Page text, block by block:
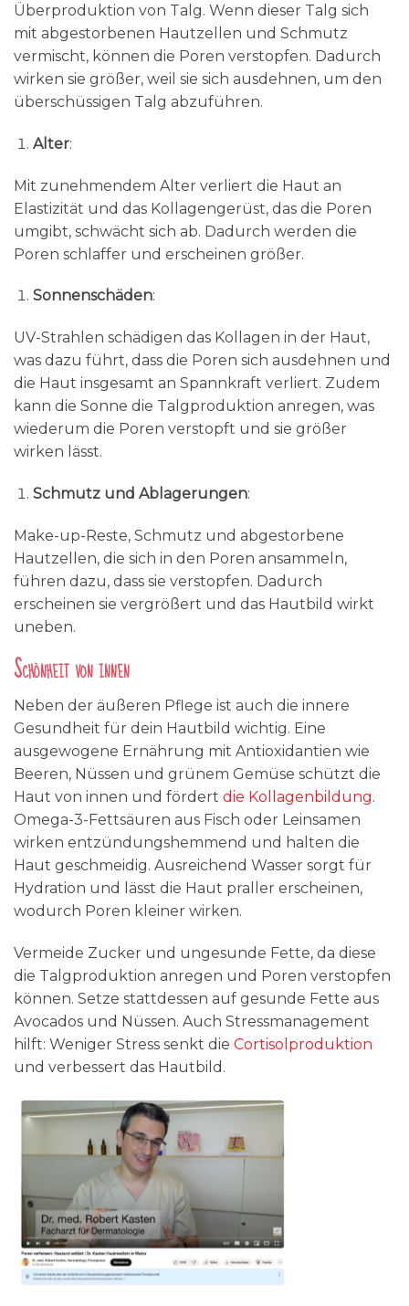
Überproduktion von Talg. Wenn dieser Talg sich
mit abgestorbenen Hautzellen und Schmutz
vermischt, können die Poren verstopfen. Dadurch
wirken sie größer, weil sie sich ausdehnen, um den
überschüssigen Talg abzuführen.
Alter:
Mit zunehmendem Alter verliert die Haut an
Elastizität und das Kollagengerüst, das die Poren
umgibt, schwächt sich ab. Dadurch werden die
Poren schlaffer und erscheinen größer.
Sonnenschäden:
UV-Strahlen schädigen das Kollagen in der Haut,
was dazu führt, dass die Poren sich ausdehnen und
die Haut insgesamt an Spannkraft verliert. Zudem
kann die Sonne die Talgproduktion anregen, was
wiederum die Poren verstopft und sie größer
wirken lässt.
Schmutz und Ablagerungen:
Make-up-Reste, Schmutz und abgestorbene
Hautzellen, die sich in den Poren ansammeln,
führen dazu, dass sie verstopfen. Dadurch
erscheinen sie vergrößert und das Hautbild wirkt
uneben.
Schönheit von innen
Neben der äußeren Pflege ist auch die innere
Gesundheit für dein Hautbild wichtig. Eine
ausgewogene Ernährung mit Antioxidantien wie
Beeren, Nüssen und grünem Gemüse schützt die
Haut von innen und fördert die Kollagenbildung.
Omega-3-Fettsäuren aus Fisch oder Leinsamen
wirken entzündungshemmend und halten die
Haut geschmeidig. Ausreichend Wasser sorgt für
Hydration und lässt die Haut praller erscheinen,
wodurch Poren kleiner wirken.
Vermeide Zucker und ungesunde Fette, da diese
die Talgproduktion anregen und Poren verstopfen
können. Setze stattdessen auf gesunde Fette aus
Avocados und Nüssen. Auch Stressmanagement
hilft: Weniger Stress senkt die Cortisolproduktion
und verbessert das Hautbild.